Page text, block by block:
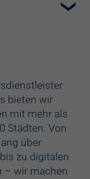
bieten wir
mit mehr als
Städten. Von
über
zu digitalen
– wir machen